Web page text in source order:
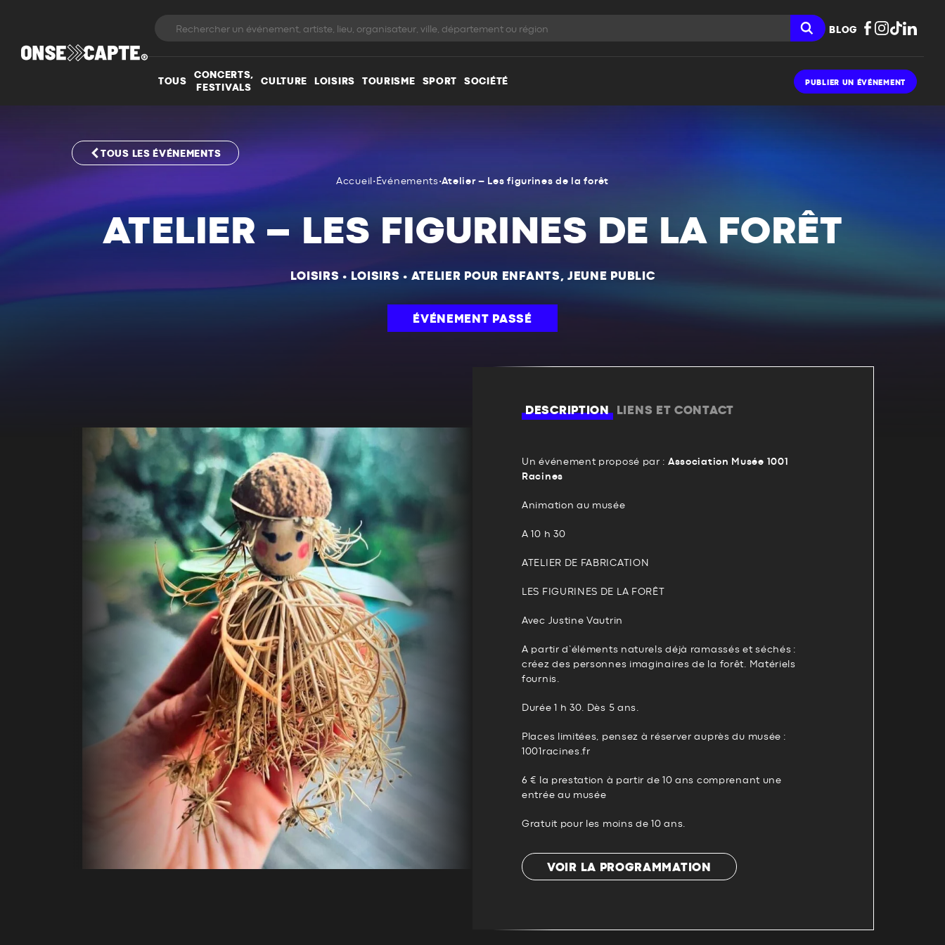
BLOG
TOUS
CONCERTS,
FESTIVALS
CULTURE LOISIRS TOURISME SPORT SOCIÉTÉ PUBLIER UN ÉVÉNEMENT
TOUS LES ÉVÉNEMENTS
Accueil • Événements•Atelier – Les figurines de la forêt
ATELIER – LES FIGURINES DE LA FORÊT
LOISIRS • LOISIRS • ATELIER POUR ENFANTS, JEUNE PUBLIC
ÉVÉNEMENT PASSÉ
DESCRIPTION LIENS ET CONTACT
Un événement proposé par : Association Musée 1001
Racines
Animation au musée
A 10 h 30
ATELIER DE FABRICATION
LES FIGURINES DE LA FORÊT
Avec Justine Vautrin
A partir d’éléments naturels déjà ramassés et séchés :
créez des personnes imaginaires de la forêt. Matériels
fournis.
Durée 1 h 30. Dès 5 ans.
Places limitées, pensez à réserver auprès du musée :
1001racines.fr
6 € la prestation à partir de 10 ans comprenant une
entrée au musée
Gratuit pour les moins de 10 ans.
VOIR LA PROGRAMMATION